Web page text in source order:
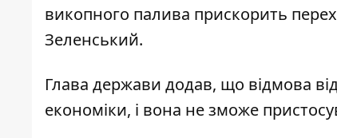
викопного палива прискорить
Зеленський.
Глава держави додав, що відмова від
економіки, і вона не зможе